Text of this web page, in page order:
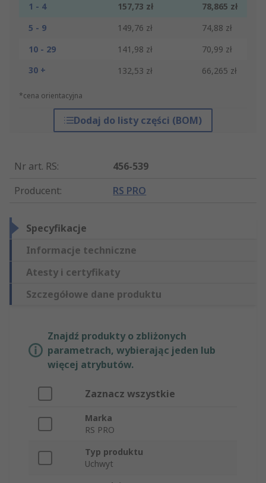
1 - 4 157,73 zł
78,865 zł
5 - 9
149,76 zł
74,88 zł
10 - 29
141,98 zł
70,99 zł
30 +
132,53 zł 66,265 zł
*cena orientacyjna
Dodaj do listy części (BOM)
Nr art. RS:
456-539
Producent: RS PRO
Specyfikacje
Informacje techniczne
Atesty i certyfikaty
Szczegółowe dane produktu
Znajdź produkty o zbliżonych
parametrach, wybierając jeden lub
więcej atrybutów.
Zaznacz wszystkie
Marka
RS PRO
Typ produktu
Uchwyt